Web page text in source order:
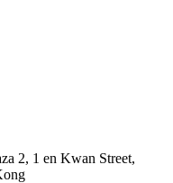
2, 1 en Kwan Street,